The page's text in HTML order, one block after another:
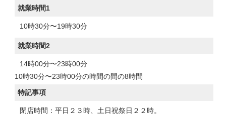
就業時間1
10時30分〜19時30分
就業時間2
14時00分〜23時00分
10時30分〜23時00分の時間の間の8時間
特記事項
閉店時間：平日２３時、土日祝祭日２２時。